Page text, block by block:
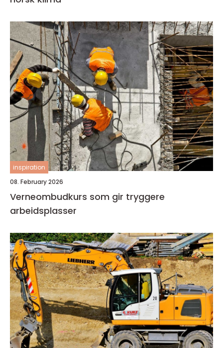
inspiration
08. February 2026
Verneombudkurs som gir tryggere
arbeidsplasser